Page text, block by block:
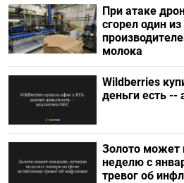
При атаке
сгорел один
молока
Wildberries
деньги есть --
Золото может
неделю с
тревог об